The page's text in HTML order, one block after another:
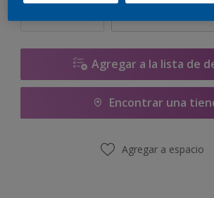
Agregar a la lista de
Encontrar una
Agregar a espacio